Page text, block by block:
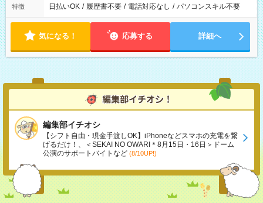
特徴 日払いOK / 履歴書不要 / 電話対応なし / パソコンスキル不要
気になる！ 応募する 詳細へ
編集部イチオシ
【シフト自由・現金手渡しOK】iPhoneなどスマホの充電を繋
げるだけ！、＜SEKAI NO OWARI＊8月15日・16日＞ドーム
公演のサポートバイトなど (8/10UP!)